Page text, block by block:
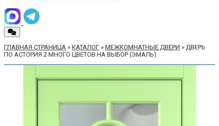
ГЛАВНАЯ СТРАНИЦА » КАТАЛОГ » МЕЖКОМНАТНЫЕ ДВЕРИ » ДВЕРЬ
ПО АСТОРИЯ 2 МНОГО ЦВЕТОВ НА ВЫБОР (ЭМАЛЬ)